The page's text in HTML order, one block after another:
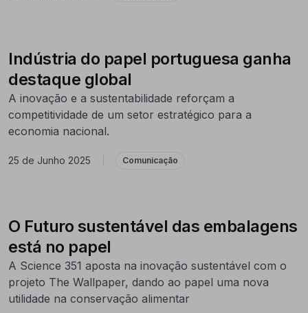
Indústria do papel portuguesa ganha
destaque global
A inovação e a sustentabilidade reforçam a
competitividade de um setor estratégico para a
economia nacional.
25 de Junho 2025 Comunicação
O Futuro sustentável das embalagens
está no papel
A Science 351 aposta na inovação sustentável com o
projeto The Wallpaper, dando ao papel uma nova
utilidade na conservação alimentar